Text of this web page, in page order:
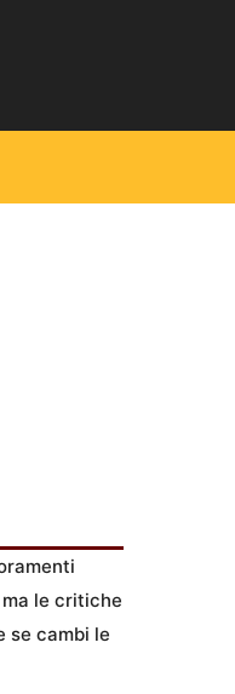
le critiche
se cambi le